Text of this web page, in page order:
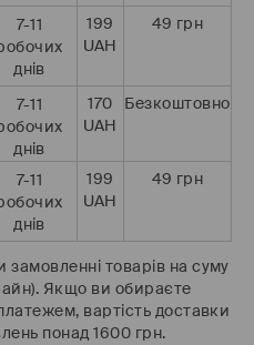
7-11
днів
199
UAH
49 грн
7-11
днів
170
UAH
Безкоштовно
7-11
днів
199
UAH
49 грн
товарів на суму
Якщо ви обираєте
вартість доставки
понад 1600 грн.